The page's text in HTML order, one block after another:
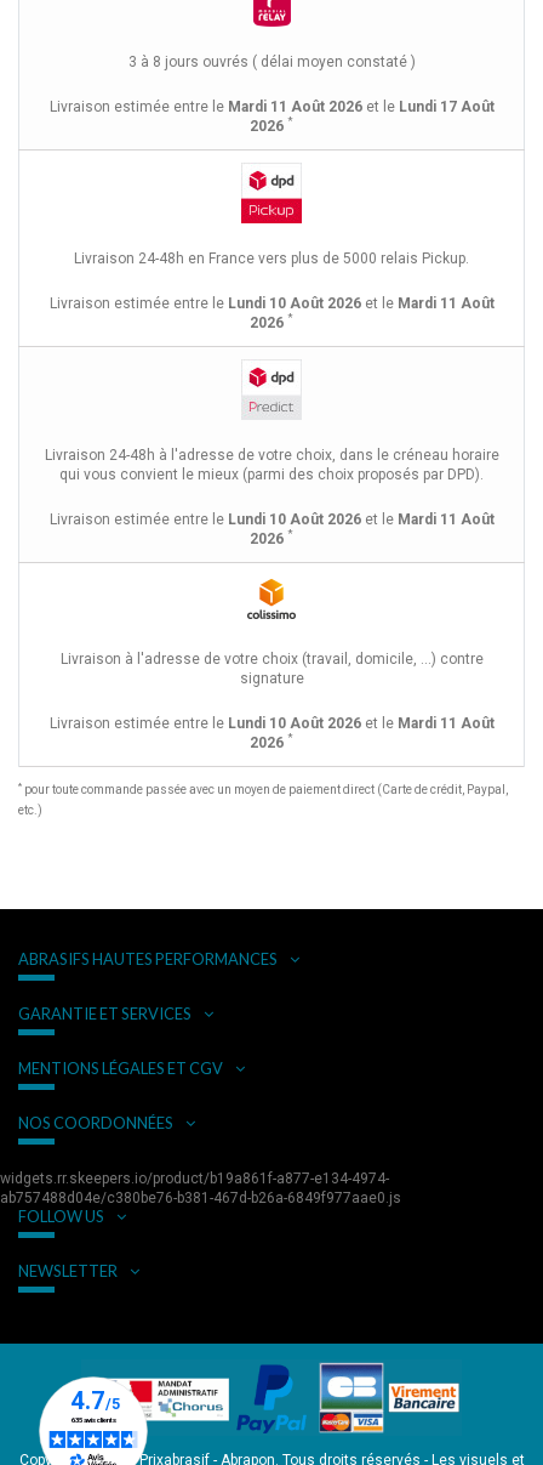
3 à 8 jours ouvrés ( délai moyen constaté )
Livraison estimée entre le Mardi 11 Août 2026et le Lundi 17 Août
2026 *
Livraison 24-48h en France vers plus de 5000 relais Pickup.
Livraison estimée entre le Lundi 10 Août 2026et le Mardi 11 Août
2026 *
Livraison 24-48h à l'adresse de votre choix, dans le créneau horaire
qui vous convient le mieux (parmi des choix proposés par DPD).
Livraison estimée entre le Lundi 10 Août 2026et le Mardi 11 Août
2026 *
Livraison à l'adresse de votre choix (travail, domicile, ...) contre
signature
Livraison estimée entre le Lundi 10 Août 2026et le Mardi 11 Août
2026 *
* pour toute commande passée avec un moyen de paiement direct (Carte de crédit, Paypal,
etc.)
ABRASIFS HAUTES PERFORMANCES
GARANTIE ET SERVICES
MENTIONS LÉGALES ET CGV
NOS COORDONNÉES
widgets.rr.skeepers.io/product/b19a861f-a877-e134-4974-
ab757488d04e/c380be76-b381-467d-b26a-6849f977aae0.js
FOLLOW US
NEWSLETTER
Copyright © 2026 Prixabrasif - Abrapon. Tous droits réservés - Les visuels et